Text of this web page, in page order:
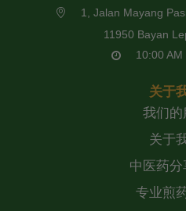
1, Jalan Mayang
11950 Bayan
10:00
关于
我们的
关于
中医药分
专业煎